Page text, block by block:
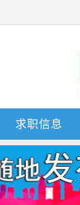
求职信息